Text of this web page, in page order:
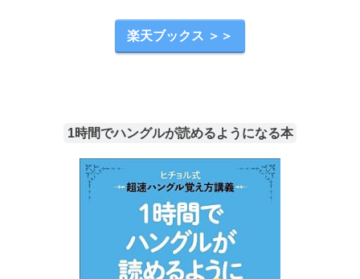
楽天ブックス ＞＞
1時間でハングルが読めるようになる本